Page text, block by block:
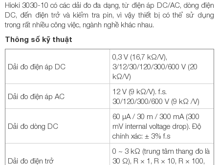
Hioki 3030-10 có các dải đo đa dạng, từ điện áp DC/AC, dòng điện
DC, đến điện trở và kiểm tra pin, vì vậy thiết bị có thể sử dụng
trong rất nhiều công việc, ngành nghề khác nhau.
Thông số kỹ thuật
Dải đo điện áp DC
0,3 V (16,7 kΩ/V),
3/12/30/120/300/600 V (20
kΩ/V)
Dải đo điện áp AC
12 V (9 kΩ/V). f.s.
30/120/300/600 V (9 kΩ /V)
Dải đo dòng DC
60 μA / 30 m / 300 mA (300
mV internal voltage drop). Độ
chính xác: ± 3% f.s
Dải đo điện trở
0 ~ 3 kΩ (trung tâm thang đo là
30 Ω), R × 1, R × 10, R × 100,